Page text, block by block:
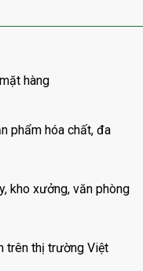
hàng
phẩm hóa chất, đa
kho xưởng, văn phòng
trên thị trường Việt